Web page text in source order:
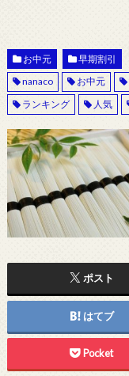
お中元
早期割引
nanaco
お中元
ランキング
人気
ポスト
はてブ
Pocket